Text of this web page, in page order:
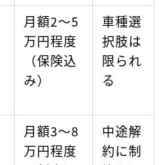
月額2〜5
万円程度
（保険込
み）
車種選
択肢は
限られ
る
月額3〜8
万円程度
中途解
約に制